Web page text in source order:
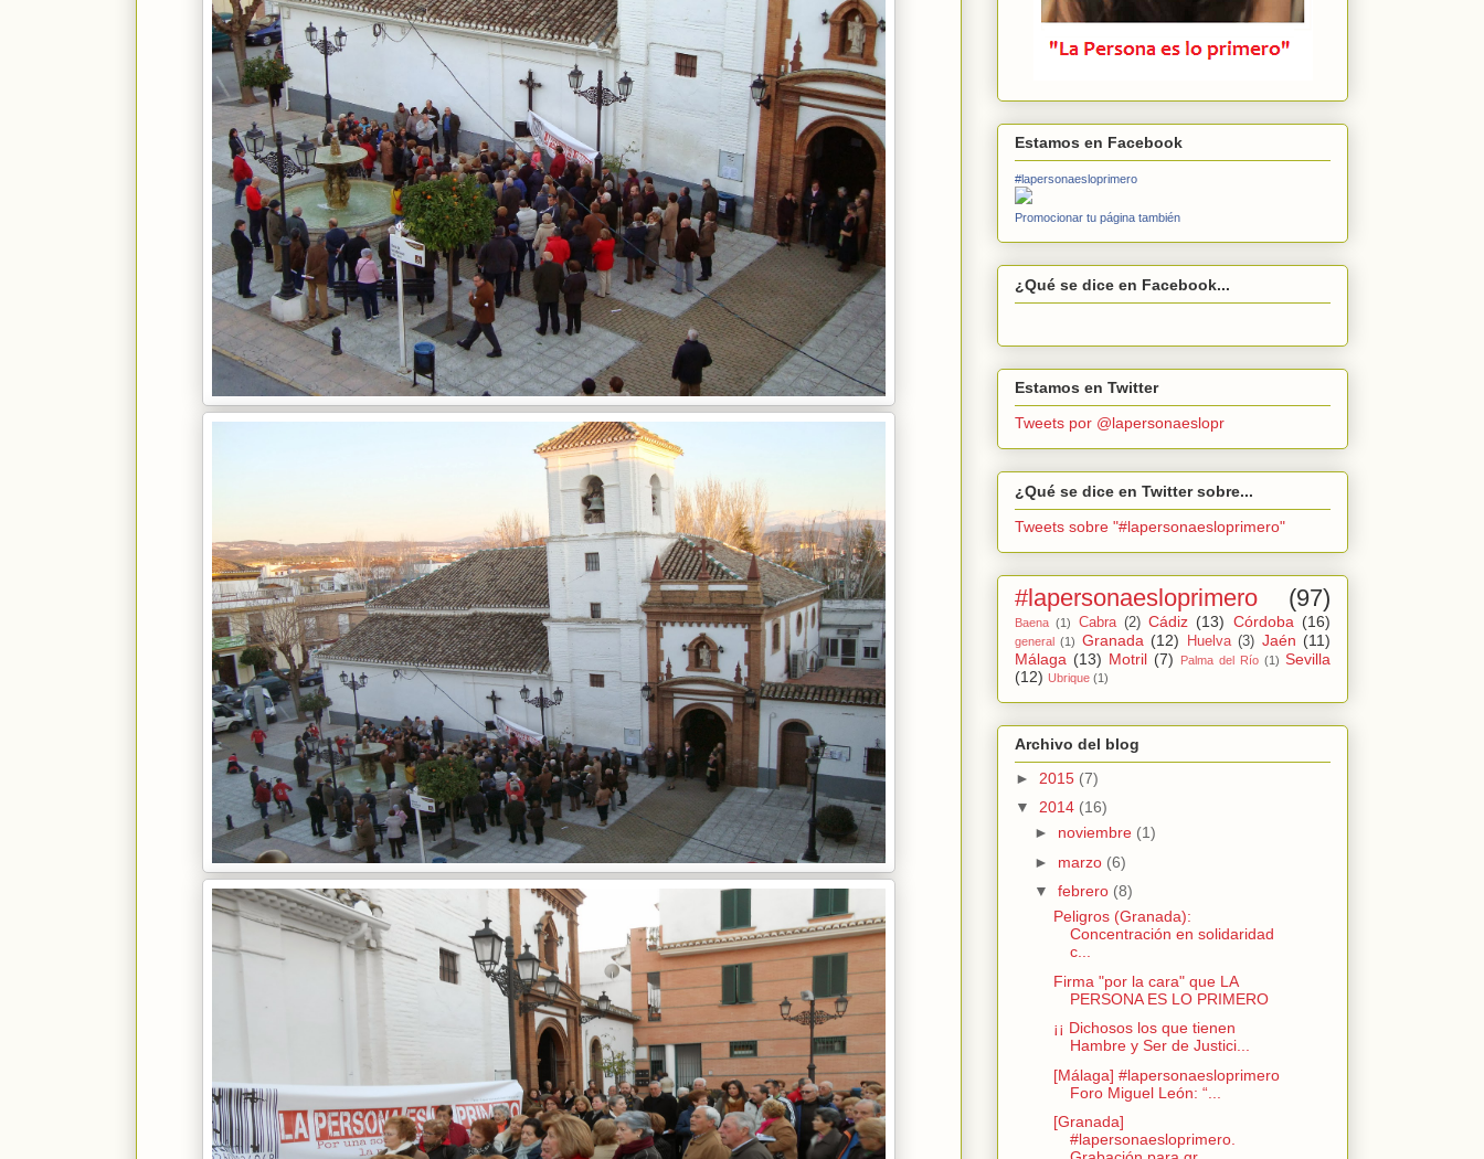
Estamos en Facebook
#lapersonaesloprimero
Promocionar tu página también
¿Qué se dice en Facebook...
Estamos en Twitter
Tweets por @lapersonaeslopr
¿Qué se dice en Twitter sobre...
Tweets sobre "#lapersonaesloprimero"
#lapersonaesloprimero (97)
Baena (1) Cabra (2) Cádiz (13) Córdoba (16)
general (1) Granada (12) Huelva (3) Jaén (11)
Málaga (13) Motril (7) Palma del Río (1) Sevilla
(12) Ubrique (1)
Archivo del blog
► 2015 (7)
▼ 2014 (16)
► noviembre (1)
► marzo (6)
▼ febrero (8)
Peligros (Granada):
Concentración en solidaridad
c...
Firma "por la cara" que LA
PERSONA ES LO PRIMERO
¡¡ Dichosos los que tienen
Hambre y Ser de Justici...
[Málaga] #lapersonaesloprimero
Foro Miguel León: “...
[Granada]
#lapersonaesloprimero.